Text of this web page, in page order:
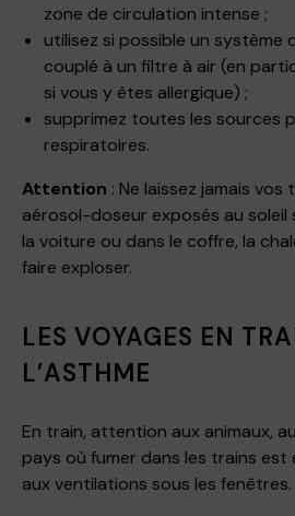
zone de circulation intense ;
utilisez si possible un système
couplé à un filtre à air (en
si vous y êtes allergique) ;
supprimez toutes les sources
respiratoires.
Attention : Ne laissez jamais
aérosol-doseur exposés au soleil
la voiture ou dans le coffre, la
faire exploser.
LES VOYAGES EN
L’ASTHME
En train, attention aux animaux,
pays où fumer dans les trains
aux ventilations sous les fenêtres.